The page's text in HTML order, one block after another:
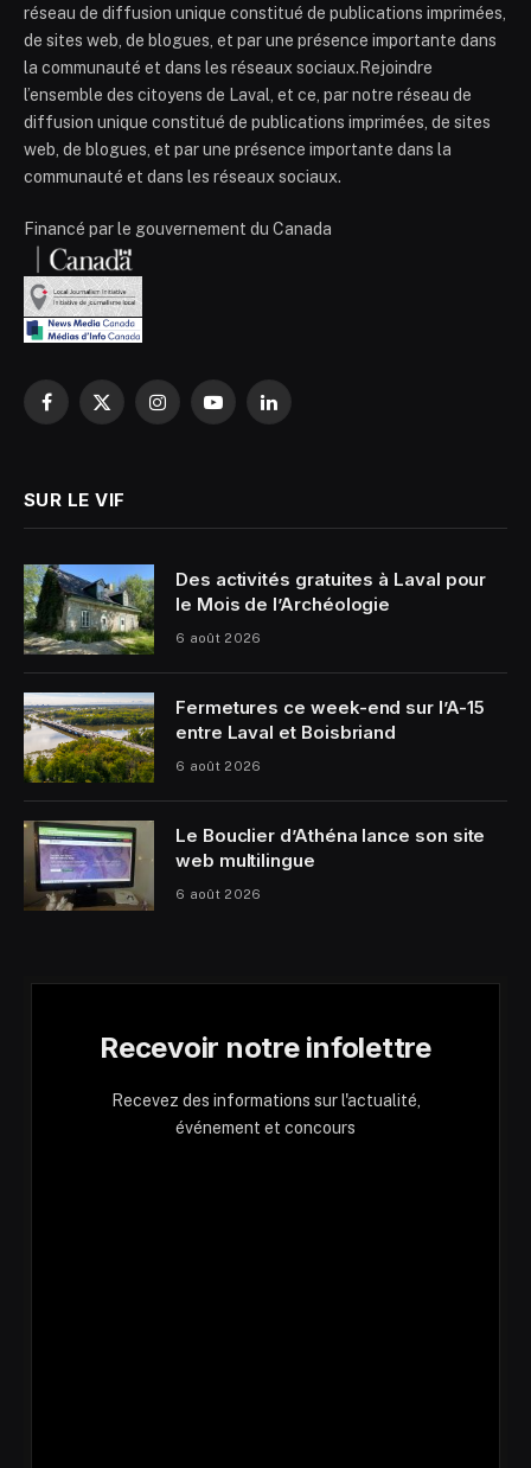
réseau de diffusion unique constitué de publications imprimées,
de sites web, de blogues, et par une présence importante dans
la communauté et dans les réseaux sociaux.Rejoindre
l’ensemble des citoyens de Laval, et ce, par notre réseau de
diffusion unique constitué de publications imprimées, de sites
web, de blogues, et par une présence importante dans la
communauté et dans les réseaux sociaux.
Financé par le gouvernement du Canada
Facebook
X
InstagramYouTubeLinkedIn
SUR LE VIF
Des activités gratuites à Laval pour
le Mois de l’Archéologie
6 août 2026
Fermetures ce week-end sur l’A-15
entre Laval et Boisbriand
6 août 2026
Le Bouclier d’Athéna lance son site
web multilingue
6 août 2026
Recevoir notre infolettre
Recevez des informations sur l'actualité,
événement et concours